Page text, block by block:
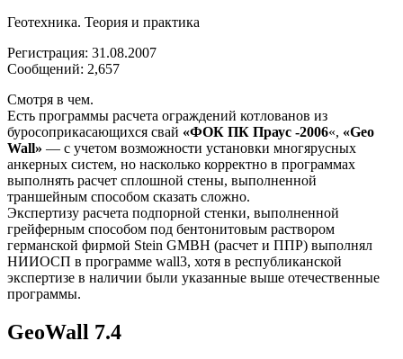
Геотехника. Теория и практика
Регистрация: 31.08.2007
Сообщений: 2,657
Смотря в чем.
Есть программы расчета ограждений котлованов из
буросоприкасающихся свай «ФОК ПК Праус -2006«, «Geo
Wall» — с учетом возможности установки многярусных
анкерных систем, но насколько корректно в программах
выполнять расчет сплошной стены, выполненной
траншейным способом сказать сложно.
Экспертизу расчета подпорной стенки, выполненной
грейферным способом под бентонитовым раствором
германской фирмой Stein GMBH (расчет и ППР) выполнял
НИИОСП в программе wall3, хотя в республиканской
экспертизе в наличии были указанные выше отечественные
программы.
GeoWall 7.4